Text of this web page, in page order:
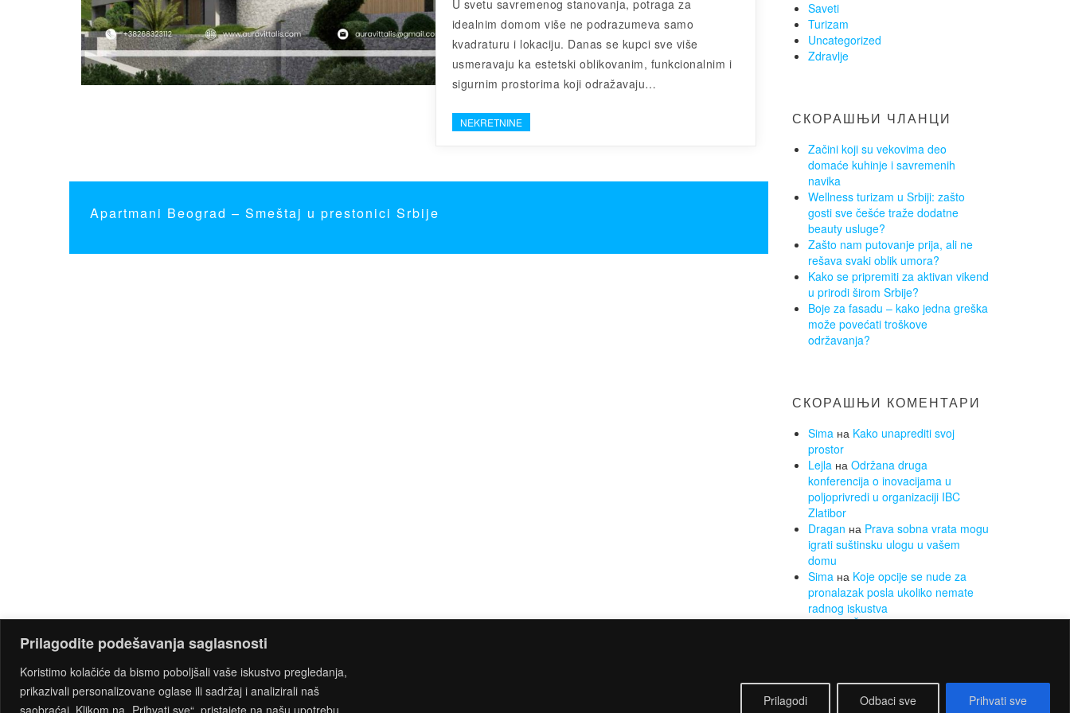
Prilagodite podešavanja saglasnosti
Koristimo kolačiće da bismo poboljšali vaše iskustvo pregledanja,
prikazivali personalizovane oglase ili sadržaj i analizirali naš
saobraćaj. Klikom na „Prihvati sve“, pristajete na našu upotrebu
Prilagodi Odbaci sve Prihvati sve
U svetu savremenog stanovanja, potraga za
idealnim domom više ne podrazumeva samo
kvadraturu i lokaciju. Danas se kupci sve više
usmeravaju ka estetski oblikovanim, funkcionalnim i
sigurnim prostorima koji odražavaju…
NEKRETNINE
Apartmani Beograd– Smeštaj u prestonici Srbije
Saveti
Turizam
Uncategorized
Zdravlje
СКОРАШЊИ ЧЛАНЦИ
Začini koji su vekovima deo
domaće kuhinje i savremenih
navika
Wellness turizam u Srbiji: zašto
gosti sve češće traže dodatne
beauty usluge?
Zašto nam putovanje prija, ali ne
rešava svaki oblik umora?
Kako se pripremiti za aktivan vikend
u prirodi širom Srbije?
Boje za fasadu – kako jedna greška
može povećati troškove
održavanja?
СКОРАШЊИ КОМЕНТАРИ
Simaна Kako unaprediti svoj
prostor
Lejlaна Održana druga
konferencija o inovacijama u
poljoprivredi u organizaciji IBC
Zlatibor
Dragan на Prava sobna vrata mogu
igrati suštinsku ulogu u vašem
domu
Simaна Koje opcije se nude za
pronalazak posla ukoliko nemate
radnog iskustva
SimaнаŽelite da smršate, a da